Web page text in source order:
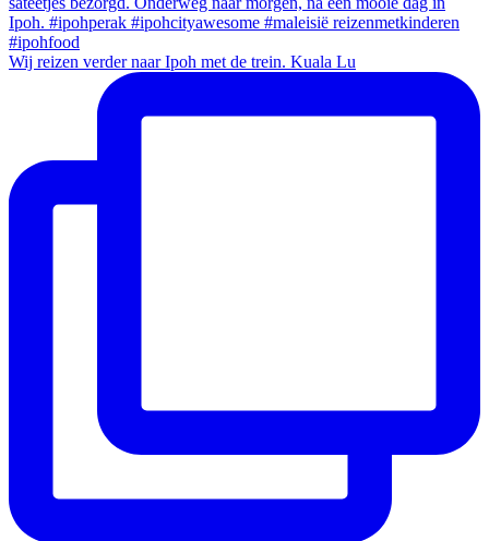
Wij reizen verder naar Ipoh met de trein. Kuala Lu